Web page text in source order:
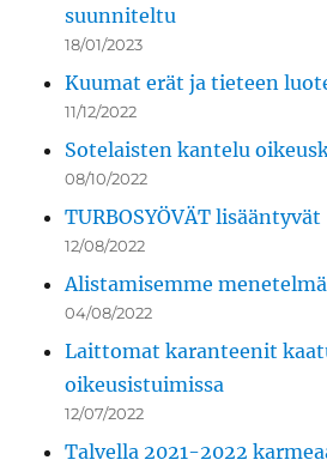
suunniteltu
18/01/2023
Kuumat erät ja tieteen
11/12/2022
Sotelaisten kantelu
08/10/2022
TURBOSYÖVÄT lisääntyvät
12/08/2022
Alistamisemme
04/08/2022
Laittomat karanteenit
oikeusistuimissa
12/07/2022
Talvella 2021-2022